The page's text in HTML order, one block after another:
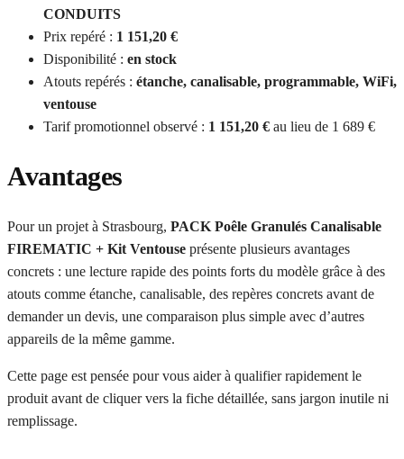
CONDUITS
Prix repéré : 1 151,20 €
Disponibilité : en stock
Atouts repérés : étanche, canalisable, programmable, WiFi,
ventouse
Tarif promotionnel observé : 1 151,20 € au lieu de 1 689 €
Avantages
Pour un projet à Strasbourg, PACK Poêle Granulés Canalisable
FIREMATIC + Kit Ventouse présente plusieurs avantages
concrets : une lecture rapide des points forts du modèle grâce à des
atouts comme étanche, canalisable, des repères concrets avant de
demander un devis, une comparaison plus simple avec d’autres
appareils de la même gamme.
Cette page est pensée pour vous aider à qualifier rapidement le
produit avant de cliquer vers la fiche détaillée, sans jargon inutile ni
remplissage.